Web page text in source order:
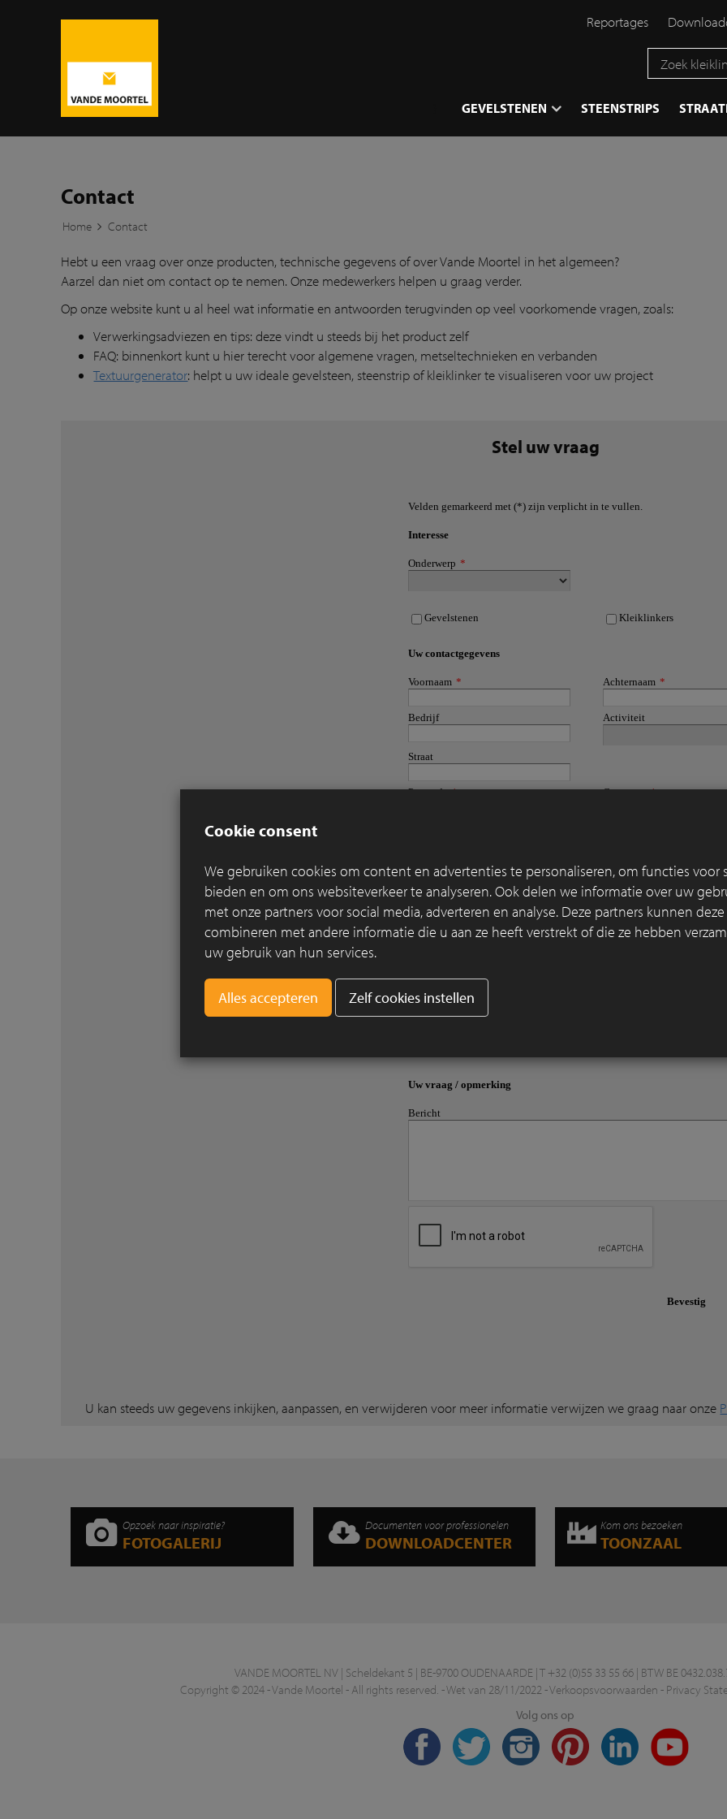
Reportages
GEVELSTENEN STEENSTRIPS
Contact
Home Contact
Hebt u een vraag over onze producten, technische gegevens of over Vande Moortel in het algemeen?
Aarzel dan niet om contact op te nemen. Onze medewerkers helpen u graag verder.
Op onze website kunt u al heel wat informatie en antwoorden terugvinden op veel voorkomende vragen, zoals:
Verwerkingsadviezen en tips: deze vindt u steeds bij het product zelf
FAQ: binnenkort kunt u hier terecht voor algemene vragen, metseltechnieken en verbanden
Textuurgenerator: helpt u uw ideale gevelsteen, steenstrip of kleiklinker te visualiseren voor uw project
Stel uw vraag
U kan steeds uw gegevens inkijken, aanpassen, en verwijderen voor meer informatie verwijzen we graag naar onze
Opzoek naar inspiratie?
FOTOGALERIJ
Documenten voor professionelen
DOWNLOADCENTER
Kom ons bezoeken
TOONZAAL
VANDE MOORTEL NV | Scheldekant 5 | BE-9700 OUDENAARDE | T +32 (0)55 33 55 66 | BTW BE
Copyright © 2024 - Vande Moortel - All rights reserved. -Wet van 28/11/2022-Verkoopsvoorwaarden - Privacy
Volg ons op
Cookie consent
We gebruiken cookies om content en advertenties te personaliseren, om functies voor
bieden en om ons websiteverkeer te analyseren. Ook delen we informatie over uw
met onze partners voor social media, adverteren en analyse. Deze partners kunnen
combineren met andere informatie die u aan ze heeft verstrekt of die ze hebben
uw gebruik van hun services.
Zelf cookies instellen